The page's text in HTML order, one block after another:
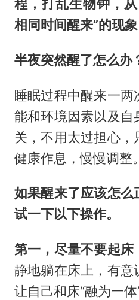
程，打乱生物钟，
相同时间醒来”的现象
半夜突然醒了怎么办
睡眠过程中醒来一
能和环境因素以及自
关，不用太过担心，
健康作息，慢慢调整。
如果醒来了应该怎
试一下以下操作。
第一，尽量不要起床
静地躺在床上，有意
让自己和床“融为一体”